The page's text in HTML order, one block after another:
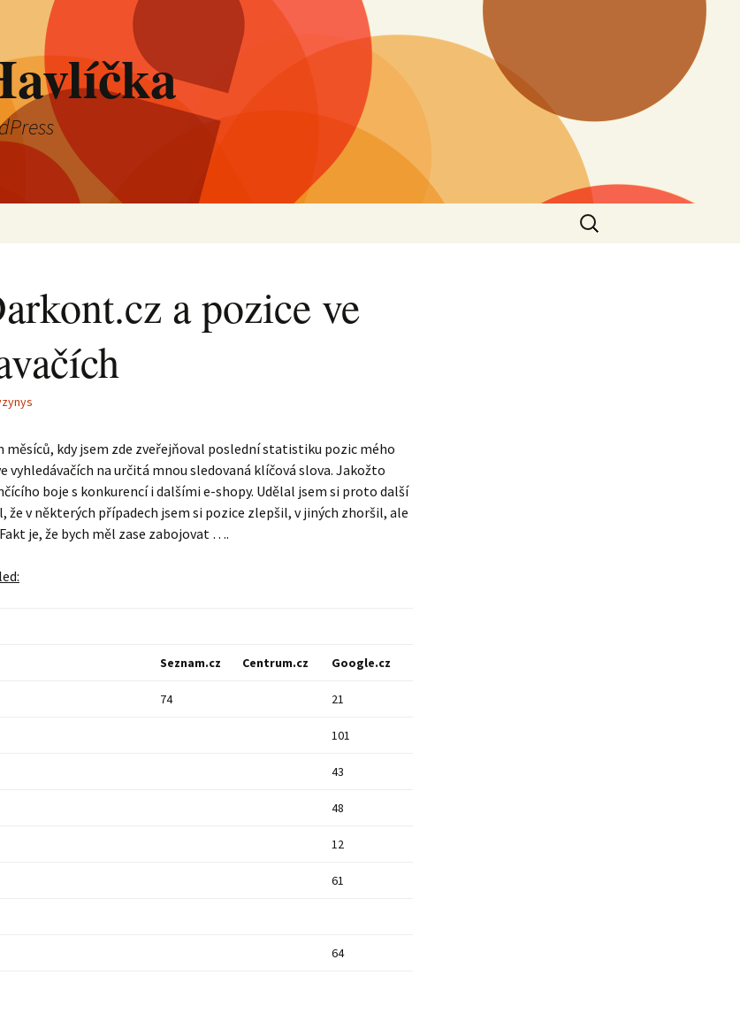
Vyhledávání
a pozice ve
měsíců, kdy jsem zde zveřejňoval poslední statistiku pozic mého
vyhledávačích na určitá mnou sledovaná klíčová slova. Jakožto
boje s konkurencí i dalšími e-shopy. Udělal jsem si proto další
že v některých případech jsem si pozice zlepšil, v jiných zhoršil, ale
je, že bych měl zase zabojovat ….
Seznam.cz Centrum.cz Google.cz
74 21
101
43
48
12
61
64